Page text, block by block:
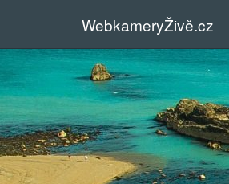
WebkameryŽivě.cz